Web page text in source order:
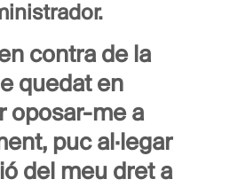
contra de la
quedat en
oposar-me a
puc al·legar
del meu dret a